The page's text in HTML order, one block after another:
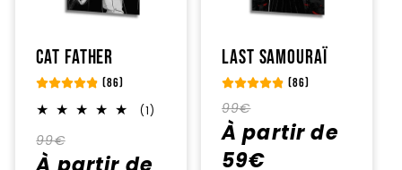
Cat Father
(86)
(1)
Prix
habituel
99€
promotionnel
Last Samouraï
(86)
Prix
habituel
99€
promotionnel
À partir de
59€